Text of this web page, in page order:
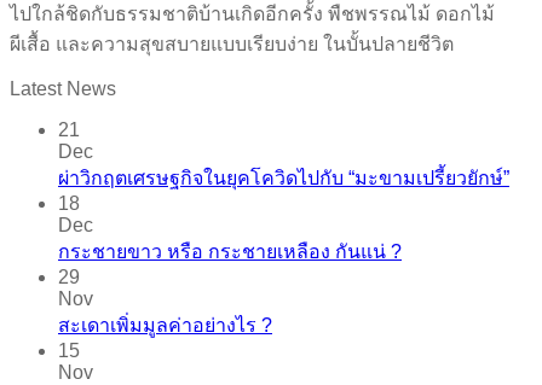
ไปใกล้ชิดกับธรรมชาติบ้านเกิดอีกครั้ง พืชพรรณไม้ ดอกไม้
ผีเสื้อ และความสุขสบายแบบเรียบง่าย ในบั้นปลายชีวิต
Latest News
21
Dec
ผ่าวิกฤตเศรษฐกิจในยุคโควิดไปกับ “มะขามเปรี้ยวยักษ์”
18
Dec
กระชายขาว​ หรือ​ กระชายเหลือง กันแน่ ?
29
Nov
สะเดาเพิ่มมูลค่าอย่างไร ?
15
Nov